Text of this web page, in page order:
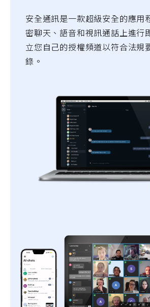
安全通訊是一款超級安全的應用
密聊天、語音和視訊通話上進行
立您自己的授權頻道以符合法規
錄。